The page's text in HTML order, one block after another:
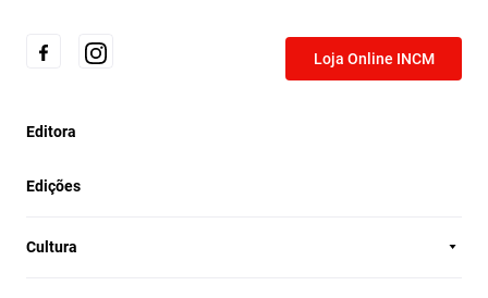
Loja Online INCM
Editora
Edições
Cultura